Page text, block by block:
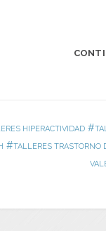
HIPERACTIVIDAD#
#TALLERES TRASTORNO